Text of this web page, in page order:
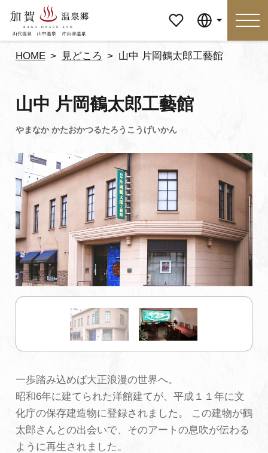
ージ
特集 おすすめの過ごし方
見どころ 食べる
おみやげ
泊まる アクセス
マイページ
初めての加賀温泉郷
加賀に泊まって！北陸巡り♪
ご当地グルメ
加賀 旅先納税
FAQ
HOME 見どころ 山中 片岡鶴太郎工藝館
山中 片岡鶴太郎工藝館
一歩踏み込めば大正浪漫の世界へ。
昭和6年に建てられた洋館建てが、平成１１年に文
化庁の保存建造物に登録されました。 この建物が鶴
太郎さんとの出会いで、そのアートの息吹が伝わる
ように再生されました。